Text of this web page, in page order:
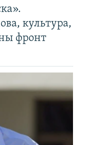
культура,
фронт